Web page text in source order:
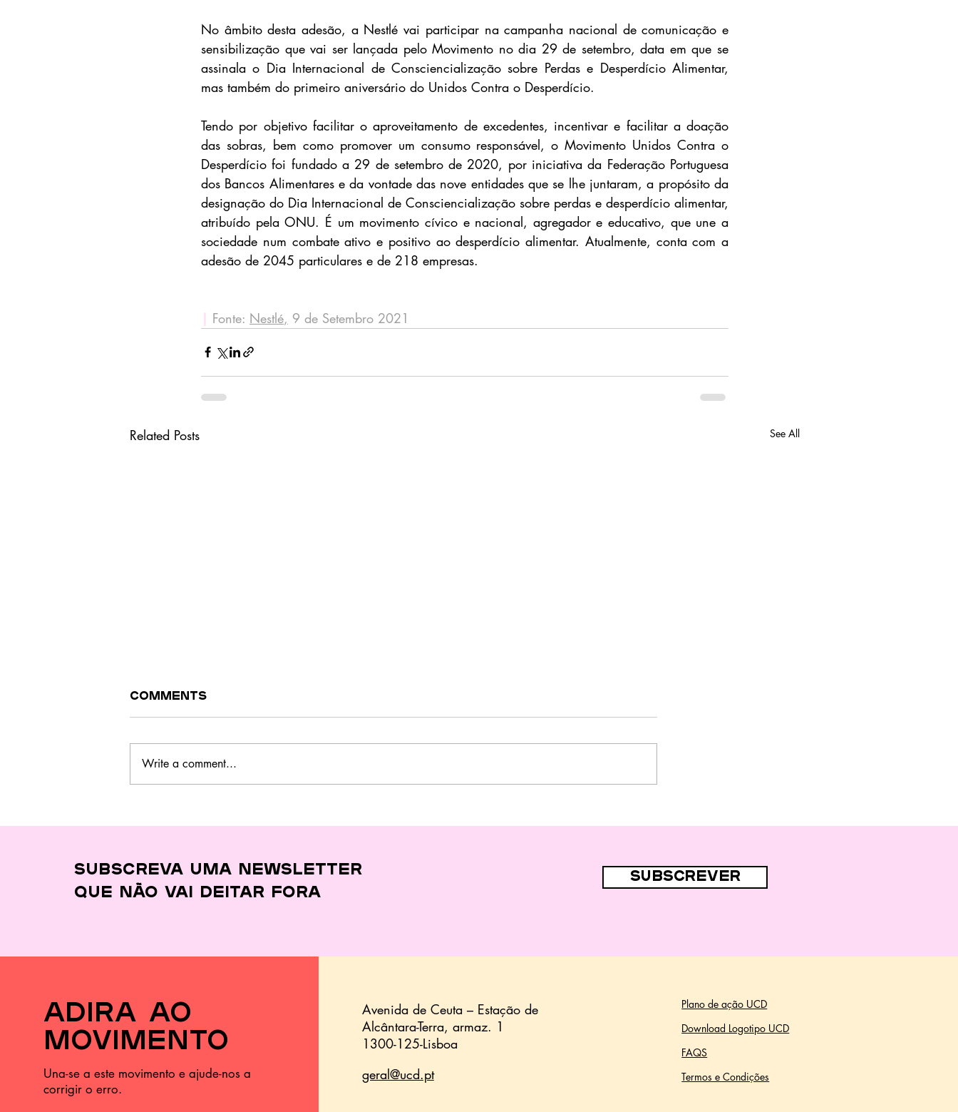
No âmbito desta adesão, a Nestlé vai participar na campanha nacional de comunicação e
sensibilização que vai ser lançada pelo Movimento no dia 29 de setembro, data em que se
assinala o Dia Internacional de Consciencialização sobre Perdas e Desperdício Alimentar,
mas também do primeiro aniversário do Unidos Contra o Desperdício.
Tendo por objetivo facilitar o aproveitamento de excedentes, incentivar e facilitar a doação
das sobras, bem como promover um consumo responsável, o Movimento Unidos Contra o
Desperdício foi fundado a 29 de setembro de 2020, por iniciativa da Federação Portuguesa
dos Bancos Alimentares e da vontade das nove entidades que se lhe juntaram, a propósito da
designação do Dia Internacional de Consciencialização sobre perdas e desperdício alimentar,
atribuído pela ONU. É um movimento cívico e nacional, agregador e educativo, que une a
sociedade num combate ativo e positivo ao desperdício alimentar. Atualmente, conta com a
adesão de 2045 particulares e de 218 empresas.
| Fonte: Nestlé, 9 de Setembro 2021
Related Posts See All
desperdiçar quase
nada
Comments
Write a comment...
Subscreva uma newsletter
que não vai deitar fora
subscrever
adira ao
movimento
Una-se a este movimento e ajude-nos a
corrigir o erro.
Avenida de Ceuta – Estação de
Alcântara-Terra, armaz. 1
1300-125-Lisboa
geral@ucd.pt
Plano de ação UCD
Download Logotipo UCD
FAQS
Termos e Condições